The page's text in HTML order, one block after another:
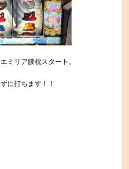
ミリア膝枕スタート。
に打ちます！！